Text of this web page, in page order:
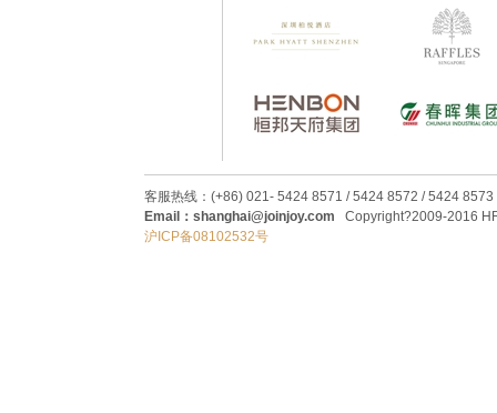
客服热线：(+86) 021- 5424 8571 / 5424 8572 / 5424 8573
Email：shanghai@joinjoy.com Copyright?2009-2016
沪ICP备08102532号